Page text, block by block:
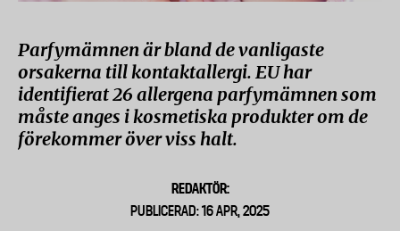
Parfymämnen är bland de vanligaste
orsakerna till kontaktallergi. EU har
identifierat 26 allergena parfymämnen som
måste anges i kosmetiska produkter om de
förekommer över viss halt.
REDAKTÖR:
PUBLICERAD: 16 APR, 2025